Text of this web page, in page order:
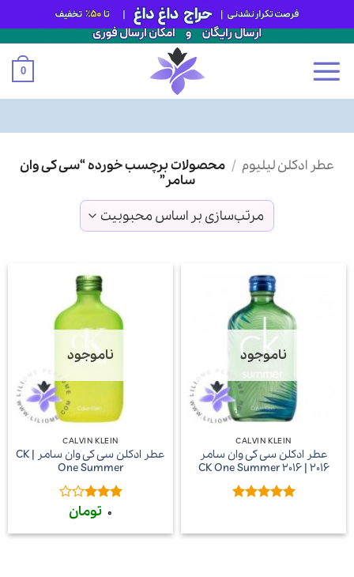
0
عطر ادکلن لیلیوم / محصولات برچسب خورده “سی کی وان
سامر”
ناموجود
CALVIN KLEIN
عطر ادکلن سی کی وان سامر
2016 | CK One Summer 2016
ناموجود
CALVIN KLEIN
عطر ادکلن سی کی وان سامر | CK
One Summer
امتیاز
از 5
0 تومان